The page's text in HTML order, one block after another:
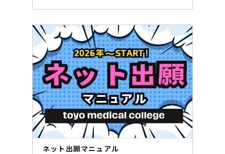
ネット出願マニュアル